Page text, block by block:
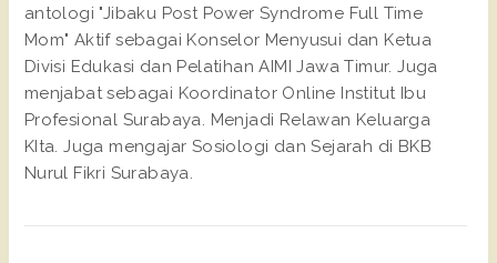
antologi "Jibaku Post Power Syndrome Full Time
Mom" Aktif sebagai Konselor Menyusui dan Ketua
Divisi Edukasi dan Pelatihan AIMI Jawa Timur. Juga
menjabat sebagai Koordinator Online Institut Ibu
Profesional Surabaya. Menjadi Relawan Keluarga
KIta. Juga mengajar Sosiologi dan Sejarah di BKB
Nurul Fikri Surabaya.